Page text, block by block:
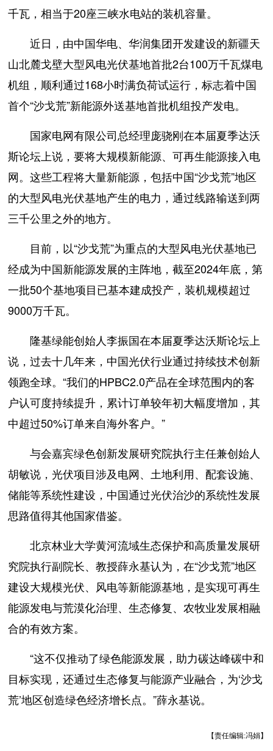
千瓦，相当于20座三峡水电站的装机容量。
近日，由中国华电、华润集团开发建设的新疆天
山北麓戈壁大型风电光伏基地首批2台100万千瓦煤电
机组，顺利通过168小时满负荷试运行，标志着中国
首个“沙戈荒”新能源外送基地首批机组投产发电。
国家电网有限公司总经理庞骁刚在本届夏季达沃
斯论坛上说，要将大规模新能源、可再生能源接入电
网。这些工程将大量新能源，包括中国“沙戈荒”地区
的大型风电光伏基地产生的电力，通过线路输送到两
三千公里之外的地方。
目前，以“沙戈荒”为重点的大型风电光伏基地已
经成为中国新能源发展的主阵地，截至2024年底，第
一批50个基地项目已基本建成投产，装机规模超过
9000万千瓦。
隆基绿能创始人李振国在本届夏季达沃斯论坛上
说，过去十几年来，中国光伏行业通过持续技术创新
领跑全球。“我们的HPBC2.0产品在全球范围内的客
户认可度持续提升，累计订单较年初大幅度增加，其
中超过50%订单来自海外客户。”
与会嘉宾绿色创新发展研究院执行主任兼创始人
胡敏说，光伏项目涉及电网、土地利用、配套设施、
储能等系统性建设，中国通过光伏治沙的系统性发展
思路值得其他国家借鉴。
北京林业大学黄河流域生态保护和高质量发展研
究院执行副院长、教授薛永基认为，在“沙戈荒”地区
建设大规模光伏、风电等新能源基地，是实现可再生
能源发电与荒漠化治理、生态修复、农牧业发展相融
合的有效方案。
“这不仅推动了绿色能源发展，助力碳达峰碳中和
目标实现，还通过生态修复与能源产业融合，为‘沙戈
荒’地区创造绿色经济增长点。”薛永基说。
【责任编辑:冯娟】